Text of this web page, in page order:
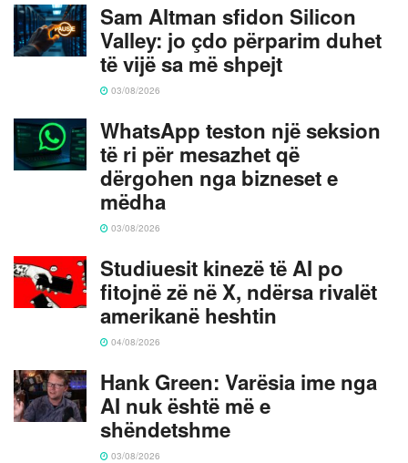
Sam Altman sfidon Silicon
Valley: jo çdo përparim duhet
të vijë sa më shpejt
03/08/2026
WhatsApp teston një seksion
të ri për mesazhet që
dërgohen nga bizneset e
mëdha
03/08/2026
Studiuesit kinezë të AI po
fitojnë zë në X, ndërsa rivalët
amerikanë heshtin
04/08/2026
Hank Green: Varësia ime nga
AI nuk është më e
shëndetshme
03/08/2026